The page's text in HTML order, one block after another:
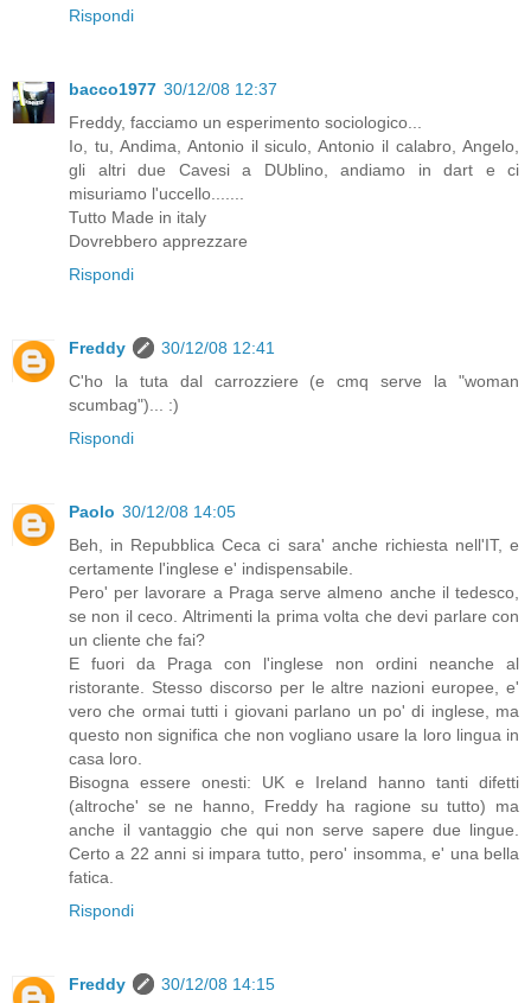
Rispondi
bacco1977 30/12/08 12:37
Freddy, facciamo un esperimento sociologico...
Io, tu, Andima, Antonio il siculo, Antonio il calabro, Angelo,
gli altri due Cavesi a DUblino, andiamo in dart e ci
misuriamo l'uccello.......
Tutto Made in italy
Dovrebbero apprezzare
Rispondi
Freddy
30/12/08 12:41
C'ho la tuta dal carrozziere (e cmq serve la "woman
scumbag")... :)
Rispondi
Paolo 30/12/08 14:05
Beh, in Repubblica Ceca ci sara' anche richiesta nell'IT, e
certamente l'inglese e' indispensabile.
Pero' per lavorare a Praga serve almeno anche il tedesco,
se non il ceco. Altrimenti la prima volta che devi parlare con
un cliente che fai?
E fuori da Praga con l'inglese non ordini neanche al
ristorante. Stesso discorso per le altre nazioni europee, e'
vero che ormai tutti i giovani parlano un po' di inglese, ma
questo non significa che non vogliano usare la loro lingua in
casa loro.
Bisogna essere onesti: UK e Ireland hanno tanti difetti
(altroche' se ne hanno, Freddy ha ragione su tutto) ma
anche il vantaggio che qui non serve sapere due lingue.
Certo a 22 anni si impara tutto, pero' insomma, e' una bella
fatica.
Rispondi
Freddy
30/12/08 14:15